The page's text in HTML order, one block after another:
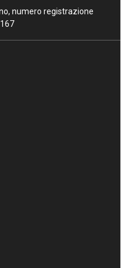
numero registrazione